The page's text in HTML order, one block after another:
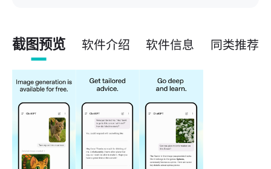
截图预览 软件介绍 软件信息 同类推荐